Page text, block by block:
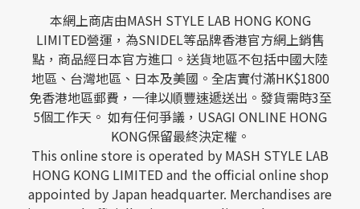
本網上商店由MASH STYLE LAB HONG KONG
LIMITED營運，為SNIDEL等品牌香港官方網上銷售
點，商品經日本官方進口。送貨地區不包括中國大陸
地區、台灣地區、日本及美國。全店實付滿HK$1800
免香港地區郵費，一律以順豐速遞送出。發貨需時3至
5個工作天。 如有任何爭議，USAGI ONLINE HONG
KONG保留最終決定權。
This online store is operated by MASH STYLE LAB
HONG KONG LIMITED and the official online shop
appointed by Japan headquarter. Merchandises are